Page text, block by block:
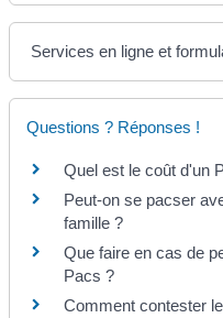
Services en ligne et
Questions ? Réponses !
Quel est le coût d'un
Peut-on se pacser
famille ?
Que faire en cas de
Pacs ?
Comment contester